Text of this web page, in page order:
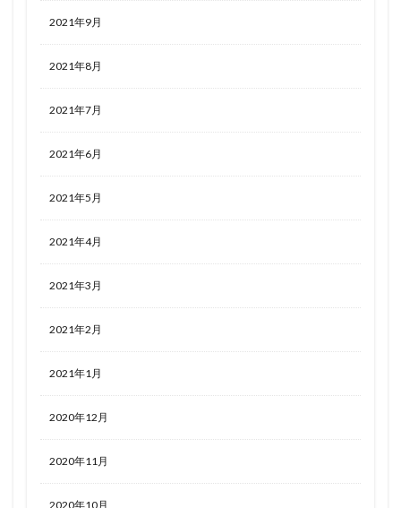
2021年9月
2021年8月
2021年7月
2021年6月
2021年5月
2021年4月
2021年3月
2021年2月
2021年1月
2020年12月
2020年11月
2020年10月